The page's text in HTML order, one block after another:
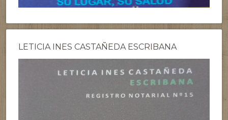
LETICIA INES CASTAÑEDA ESCRIBANA